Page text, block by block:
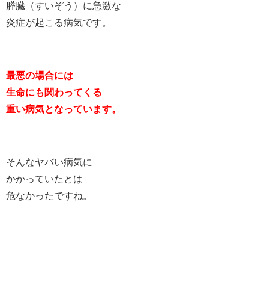
膵臓（すいぞう）に急激な
炎症が起こる病気です。
最悪の場合には
生命にも関わってくる
重い病気となっています。
そんなヤバい病気に
かかっていたとは
危なかったですね。